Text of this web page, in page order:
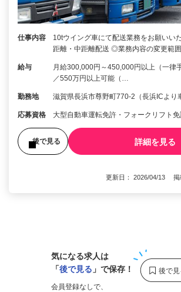
仕事内容
10tウイング車にて配送業務をお願いい
距離・中距離配送 ◎業務内容の変更範
給与
月給300,000円～450,000円以上（一律
／550万円以上可能（…
勤務地 滋賀県長浜市尊野町770-2（長浜ICよ
応募資格 大型自動車運転免許・フォークリフト
後で見る 詳細を見る
更新日： 2026/04/13 掲
気になる求人は
「後で見る 」で保存！
会員登録なしで、